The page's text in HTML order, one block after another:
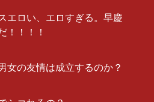
エロい、エロすぎる。早慶
！！！！
の友情は成立するのか？